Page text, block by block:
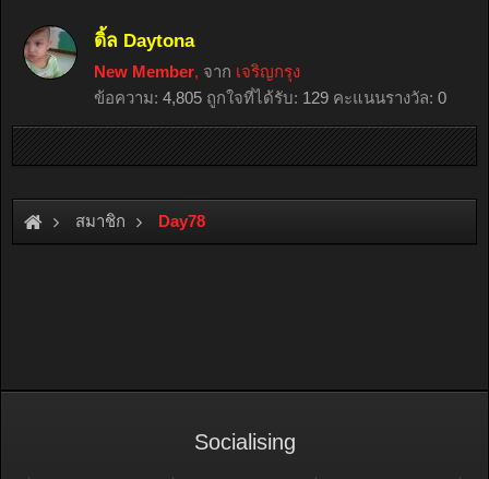
ดิ้ล Daytona
New Member, จาก เจริญกรุง
ข้อความ: 4,805 ถูกใจที่ได้รับ: 129 คะแนนรางวัล: 0
สมาชิก Day78
Socialising